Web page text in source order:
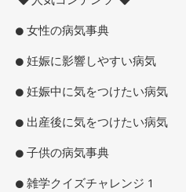
女性の病気事典
妊娠に影響しやすい病気
妊娠中に気をつけたい病気
出産後に気をつけたい病気
子供の病気事典
雑学クイズチャレンジ 1